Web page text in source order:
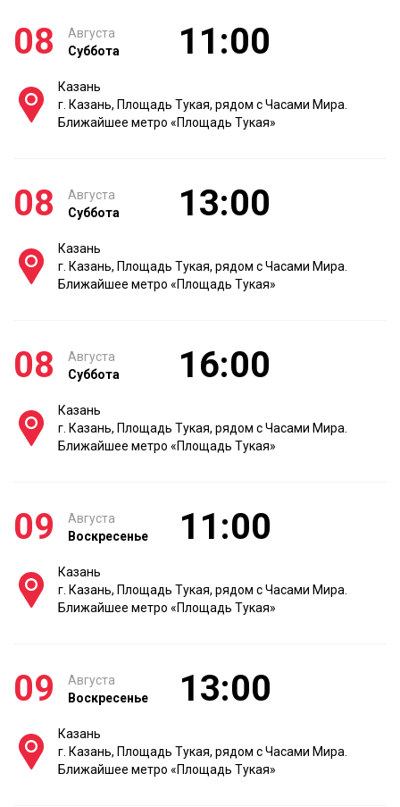
08
Августа
Суббота
11:00
Казань
г. Казань, Площадь Тукая, рядом с Часами Мира.
Ближайшее метро «Площадь Тукая»
08
Августа
Суббота
13:00
Казань
г. Казань, Площадь Тукая, рядом с Часами Мира.
Ближайшее метро «Площадь Тукая»
08
Августа
Суббота
16:00
Казань
г. Казань, Площадь Тукая, рядом с Часами Мира.
Ближайшее метро «Площадь Тукая»
09
Августа
Воскресенье
11:00
Казань
г. Казань, Площадь Тукая, рядом с Часами Мира.
Ближайшее метро «Площадь Тукая»
09
Августа
Воскресенье
13:00
Казань
г. Казань, Площадь Тукая, рядом с Часами Мира.
Ближайшее метро «Площадь Тукая»